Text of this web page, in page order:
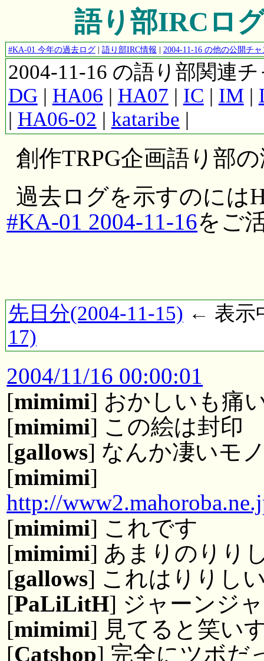
語り部IRCロ
#KA-01 今年の過去ログ| 語り部IRC情報 | 2004-11-16 の他の公開チ
2004-11-16 の語り部関連
DG| HA06 | HA07 | IC | IM |
| HA06-02 | kataribe |
創作TRPG企画語り部
過去ログを示すのには
#KA-01 2004-11-16をご
先日分(2004-11-15) ← 表示
17)
2004/11/16 00:00:01
[mimimi] おかしいも痛
[mimimi] この絵は封印
[gallows] なんか凄いモ
[mimimi]
http://
[mimimi] これです
[mimimi] あまりのりり
[gallows] これはりりし
[PaLiLitH] ジャーンジ
[mimimi] 見てると笑い
[Catshop] 完全にツボだ